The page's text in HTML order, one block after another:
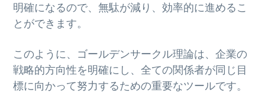
明確になるので、無駄が減り、効率的に進めるこ
とができます。
このように、ゴールデンサークル理論は、企業の
戦略的方向性を明確にし、全ての関係者が同じ目
標に向かって努力するための重要なツールです。